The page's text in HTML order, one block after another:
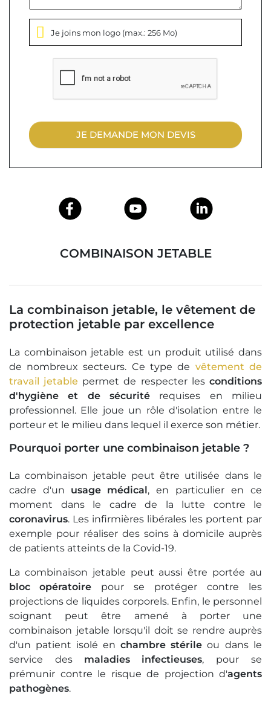
Je joins mon logo (max.: 256 Mo)
JE DEMANDE MON DEVIS
COMBINAISON JETABLE
La combinaison jetable, le vêtement de
protection jetable par excellence
La combinaison jetable est un produit utilisé dans
de nombreux secteurs. Ce type de vêtement de
travail jetable permet de respecter les conditions
d'hygiène et de sécurité requises en milieu
professionnel. Elle joue un rôle d'isolation entre le
porteur et le milieu dans lequel il exerce son métier.
Pourquoi porter une combinaison jetable ?
La combinaison jetable peut être utilisée dans le
cadre d'un usage médical, en particulier en ce
moment dans le cadre de la lutte contre le
coronavirus. Les infirmières libérales les portent par
exemple pour réaliser des soins à domicile auprès
de patients atteints de la Covid-19.
La combinaison jetable peut aussi être portée au
bloc opératoire pour se protéger contre les
projections de liquides corporels. Enfin, le personnel
soignant peut être amené à porter une
combinaison jetable lorsqu'il doit se rendre auprès
d'un patient isolé en chambre stérile ou dans le
service des maladies infectieuses, pour se
prémunir contre le risque de projection d'agents
pathogènes.